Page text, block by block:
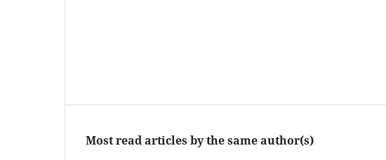
Most read articles by the same author(s)